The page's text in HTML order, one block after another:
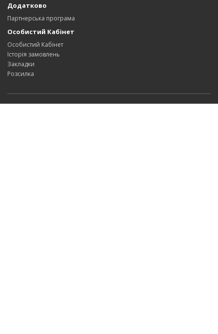
Додатково
Партнерська програма
Особистий Кабінет
Особистий Кабінет
Історія замовлень
Закладки
Розсилка